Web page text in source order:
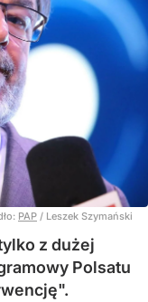
PAP / Leszek Szymański
z dużej
Polsatu